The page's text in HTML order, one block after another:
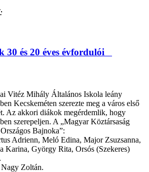
30 és 20 éves évfordulói
Vitéz Mihály Általános Iskola leány
Kecskeméten szerezte meg a város első
Az akkori diákok megérdemlik, hogy
szerepeljen. A „Magyar Köztársaság
Bajnoka”:
Adrienn, Meló Edina, Major Zsuzsanna,
Karina, György Rita, Orsós (Szekeres)
Zoltán.